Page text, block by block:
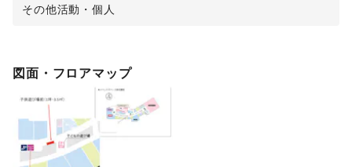
その他活動・個人
図面・フロアマップ